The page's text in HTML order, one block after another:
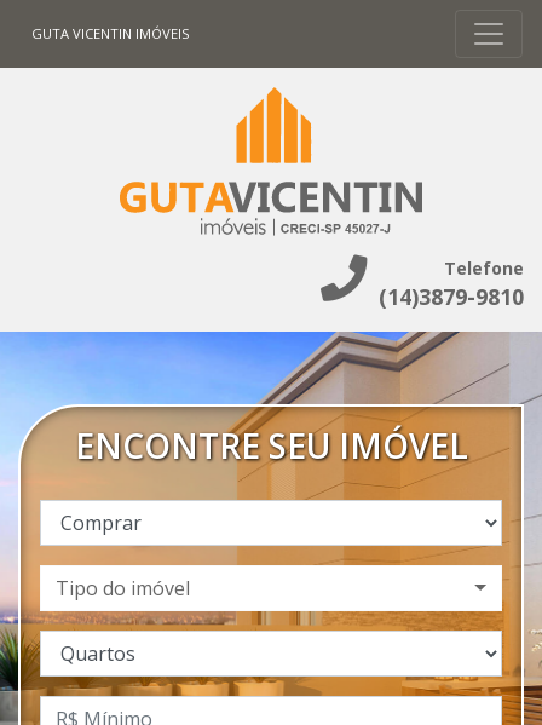
GUTA VICENTIN IMÓVEIS
Telefone
(14)3879-9810
ENCONTRE SEU IMÓVEL
Tipo do imóvel